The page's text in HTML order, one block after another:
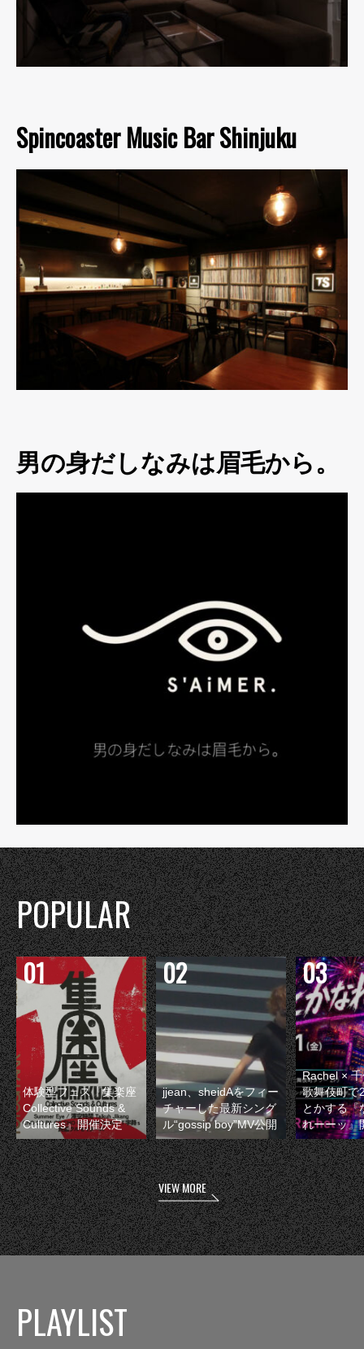
Spincoaster Music Bar Shinjuku
男の身だしなみは眉毛から。
POPULAR
体験型フェス『集楽座
Collective Sounds &
Cultures』開催決定
jjean、sheidAをフィー
チャーした最新シング
ル“gossip boy”MV公開
Rachel ×
歌舞伎町で
とかする『
れーーッ』
VIEW MORE
PLAYLIST